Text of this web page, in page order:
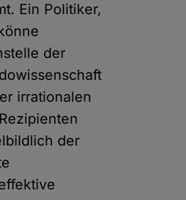
Ein Politiker,
der
irrationalen
der